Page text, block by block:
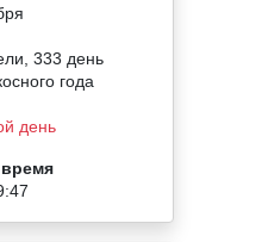
333 день
года
день